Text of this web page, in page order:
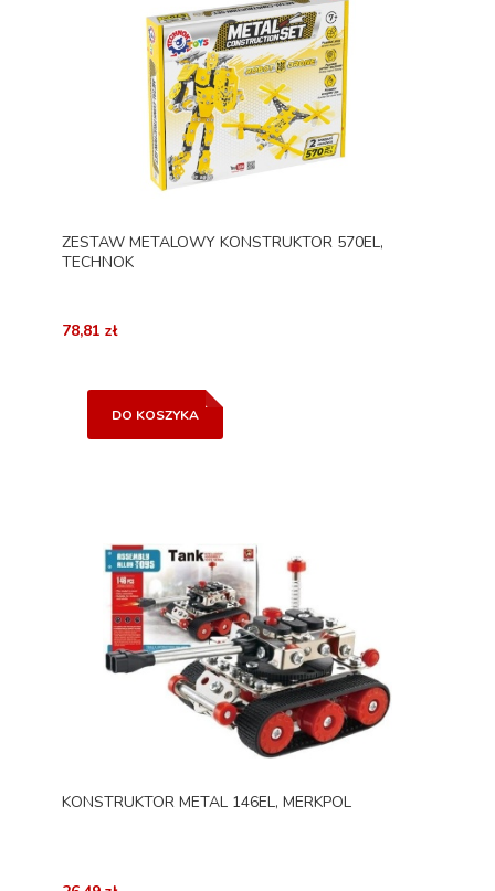
ZESTAW METALOWY KONSTRUKTOR 570EL,
TECHNOK
78,81 zł
DO KOSZYKA
KONSTRUKTOR METAL 146EL, MERKPOL